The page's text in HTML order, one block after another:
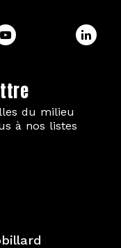
du milieu
à nos listes